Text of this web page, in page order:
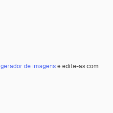
gerador de imagense edite-as com